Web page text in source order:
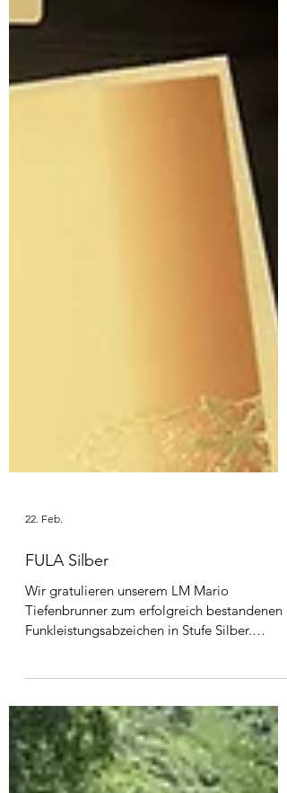
FULA Silber
Wir gratulieren unserem LM Mario
Tiefenbrunner zum erfolgreich bestandenen